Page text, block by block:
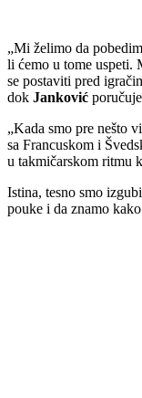
„Mi želimo da
li ćemo u tome uspeti.
se postaviti pred
dok Janković
„Kada smo pre nešto
sa Francuskom i
u takmičarskom ritmu
Istina, tesno smo
pouke i da znamo